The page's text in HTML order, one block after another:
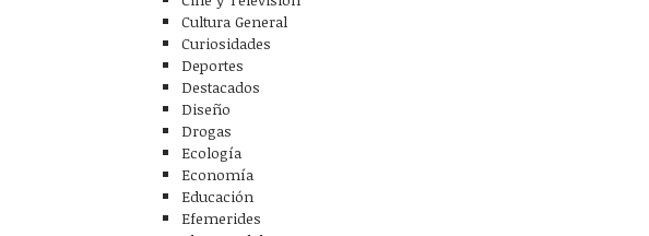
Cultura General
Curiosidades
Deportes
Destacados
Diseño
Drogas
Ecología
Economía
Educación
Efemerides